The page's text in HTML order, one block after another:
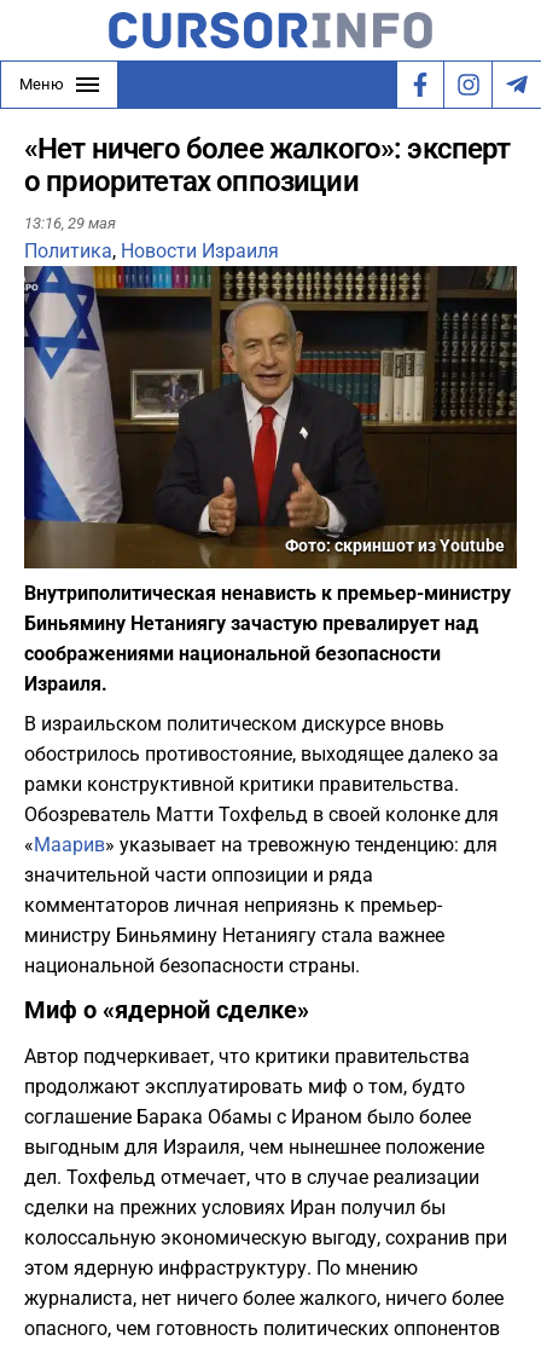
Меню
«Нет ничего более жалкого»: эксперт
о приоритетах оппозиции
13:16, 29 мая
Политика, Новости Израиля
Фото: скриншот из Youtube
Внутриполитическая ненависть к премьер-министру
Биньямину Нетаниягу зачастую превалирует над
соображениями национальной безопасности
Израиля.
В израильском политическом дискурсе вновь
обострилось противостояние, выходящее далеко за
рамки конструктивной критики правительства.
Обозреватель Матти Тохфельд в своей колонке для
«Маарив» указывает на тревожную тенденцию: для
значительной части оппозиции и ряда
комментаторов личная неприязнь к премьер-
министру Биньямину Нетаниягу стала важнее
национальной безопасности страны.
​Миф о «ядерной сделке»
​Автор подчеркивает, что критики правительства
продолжают эксплуатировать миф о том, будто
соглашение Барака Обамы с Ираном было более
выгодным для Израиля, чем нынешнее положение
дел. Тохфельд отмечает, что в случае реализации
сделки на прежних условиях Иран получил бы
колоссальную экономическую выгоду, сохранив при
этом ядерную инфраструктуру. По мнению
журналиста, нет ничего более жалкого, ничего более
опасного, чем готовность политических оппонентов